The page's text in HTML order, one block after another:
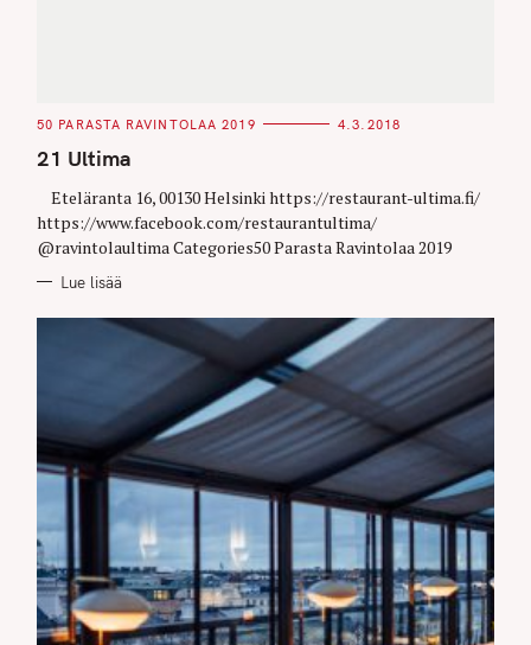
C
T
E
I
S
50 PARASTA RAVINTOLAA 2019 4.3.2018
21 Ultima
Eteläranta 16, 00130 Helsinki https://restaurant-ultima.fi/
https://www.facebook.com/restaurantultima/
@ravintolaultima Categories50 Parasta Ravintolaa 2019
Lue lisää
S
e
a